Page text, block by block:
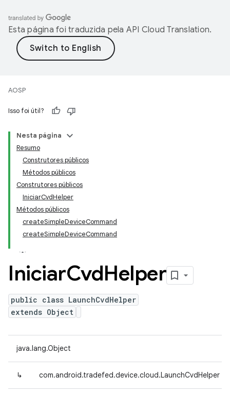
Esta página foi traduzida pela API Cloud Translation.
AOSP
Isso foi útil?
Nesta página
Resumo
Construtores públicos
Métodos públicos
Construtores públicos
IniciarCvdHelper
Métodos públicos
createSimpleDeviceCommand
createSimpleDeviceCommand
IniciarCvdHelper
public class LaunchCvdHelper
extends Object
java.lang.Object
↳ com.android.tradefed.device.cloud.LaunchCvdHelper